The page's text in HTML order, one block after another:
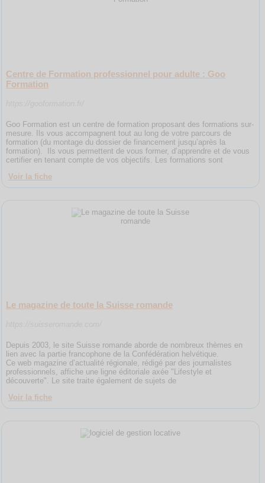
Centre de Formation professionnel pour adulte : Goo
Formation
Goo Formation est un centre de formation proposant des formations sur-
mesure. Ils vous accompagnent tout au long de votre parcours de
formation (du montage du dossier de financement jusqu’après la
formation). Ils vous permettent de vous former, d’apprendre et de vous
certifier en tenant compte de vos objectifs. Les formations sont
Voir la fiche
Le magazine de toute la Suisse romande
Depuis 2003, le site Suisse romande aborde de nombreux thèmes en
lien avec la partie francophone de la Confédération helvétique.
Ce web magazine d’actualité régionale, rédigé par des journalistes
professionnels, affiche une ligne éditoriale axée "Lifestyle et
découverte". Le site traite également de sujets de
Voir la fiche